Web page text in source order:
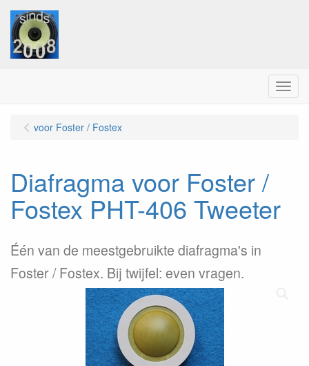
Menu
voor Foster / Fostex
Diafragma voor Foster /
Fostex PHT-406 Tweeter
Één van de meestgebruikte diafragma's in
Foster / Fostex. Bij twijfel: even vragen.